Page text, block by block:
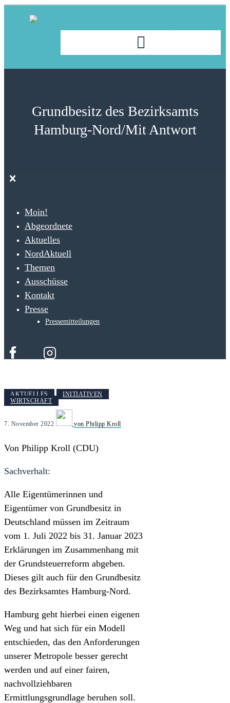
Grundbesitz des Bezirksamts
Hamburg-Nord/Mit Antwort
Moin!
Abgeordnete
Aktuelles
NordAktuell
Themen
Ausschüsse
Kontakt
Presse
Pressemitteilungen
AKTUELLES
INITIATIVEN
WIRTSCHAFT
7. November 2022 von Philipp Kroll
Von Philipp Kroll (CDU)
Sachverhalt:
Alle Eigentümerinnen und
Eigentümer von Grundbesitz in
Deutschland müssen im Zeitraum
vom 1. Juli 2022 bis 31. Januar 2023
Erklärungen im Zusammenhang mit
der Grundsteuerreform abgeben.
Dieses gilt auch für den Grundbesitz
des Bezirksamtes Hamburg-Nord.
Hamburg geht hierbei einen eigenen
Weg und hat sich für ein Modell
entschieden, das den Anforderungen
unserer Metropole besser gerecht
werden und auf einer fairen,
nachvollziehbaren
Ermittlungsgrundlage beruhen soll.